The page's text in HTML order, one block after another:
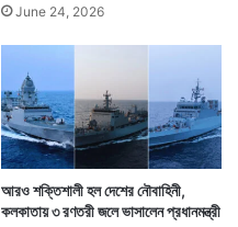
June 24, 2026
আরও শক্তিশালী হল দেশের নৌবাহিনী,
কলকাতায় ৩ রণতরী জলে ভাসালেন প্রধানমন্ত্রী